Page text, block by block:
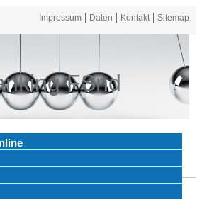
Impressum Daten Kontakt Sitemap
FSnd